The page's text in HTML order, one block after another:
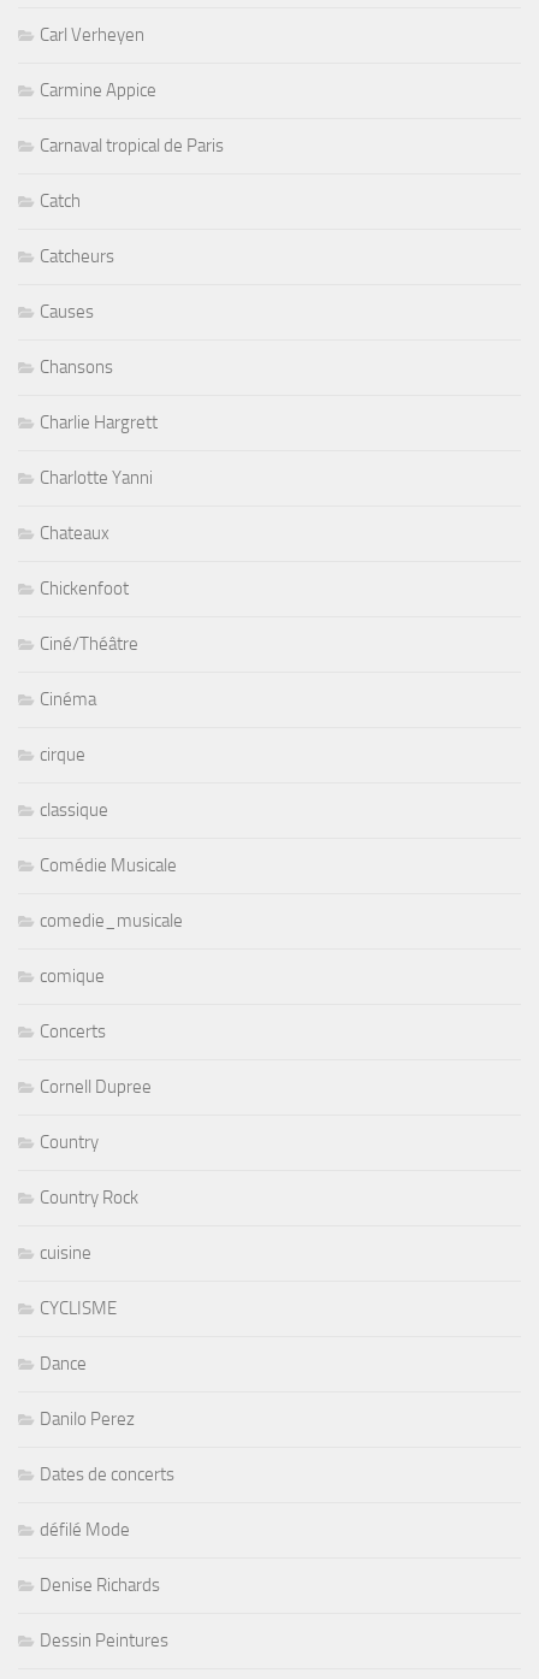
Carl Verheyen
Carmine Appice
Carnaval tropical de Paris
Catch
Catcheurs
Causes
Chansons
Charlie Hargrett
Charlotte Yanni
Chateaux
Chickenfoot
Ciné/Théâtre
Cinéma
cirque
classique
Comédie Musicale
comedie_musicale
comique
Concerts
Cornell Dupree
Country
Country Rock
cuisine
CYCLISME
Dance
Danilo Perez
Dates de concerts
défilé Mode
Denise Richards
Dessin Peintures